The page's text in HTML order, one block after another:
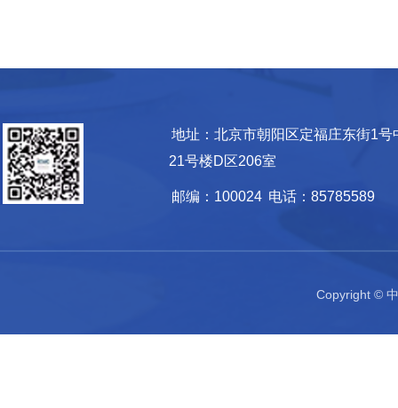
地址：北京市朝阳区定福庄东街1号
21号楼D区206室
邮编：100024 电话：85785589
Copyright ©